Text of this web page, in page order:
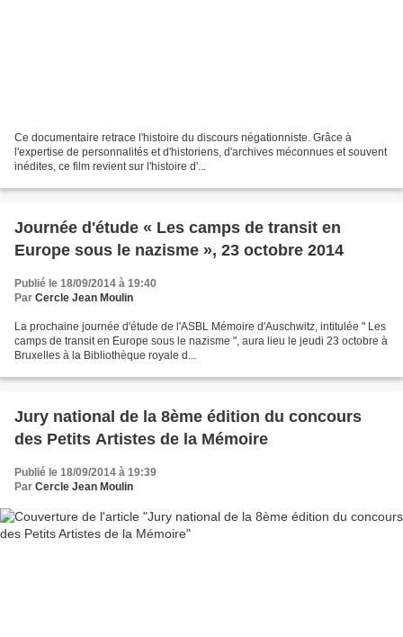
Ce documentaire retrace l'histoire du discours négationniste. Grâce à
l'expertise de personnalités et d'historiens, d'archives méconnues et souvent
inédites, ce film revient sur l'histoire d'...
Journée d'étude « Les camps de transit en
Europe sous le nazisme », 23 octobre 2014
Publié le 18/09/2014 à 19:40
Par Cercle Jean Moulin
La prochaine journée d'étude de l'ASBL Mémoire d'Auschwitz, intitulée " Les
camps de transit en Europe sous le nazisme ", aura lieu le jeudi 23 octobre à
Bruxelles à la Bibliothèque royale d...
Jury national de la 8ème édition du concours
des Petits Artistes de la Mémoire
Publié le 18/09/2014 à 19:39
Par Cercle Jean Moulin